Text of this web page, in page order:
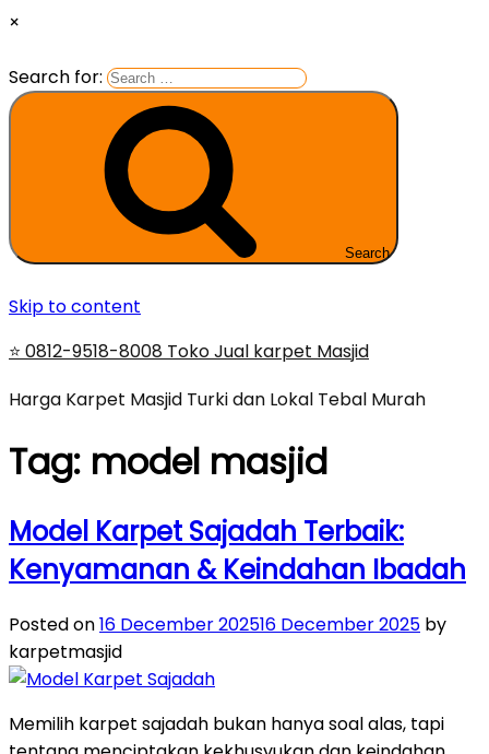
×
Search for:
Search
Skip to content
⭐ 0812-9518-8008 Toko Jual karpet Masjid
Harga Karpet Masjid Turki dan Lokal Tebal Murah
Tag: model masjid
Model Karpet Sajadah Terbaik:
Kenyamanan & Keindahan Ibadah
Posted on16 December 202516 December 2025 by
karpetmasjid
Memilih karpet sajadah bukan hanya soal alas, tapi